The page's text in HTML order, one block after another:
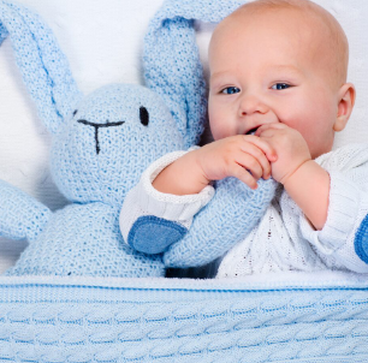
@zn_chat